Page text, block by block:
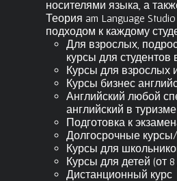
носителями языка, а
Теория am Language
подходом к каждому
Для взрослых,
курсы для
Курсы для взрослых
Курсы бизнес
Английский любой
английский в туризме
Подготовка к
Долгосрочные
Курсы для
Курсы для детей (от 8
Дистанционный курс